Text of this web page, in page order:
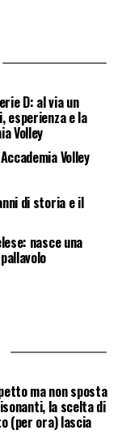
D: al via un
esperienza e la
Volley
Volley
di storia e il
nasce una
ma non sposta
la scelta di
(per ora) lascia